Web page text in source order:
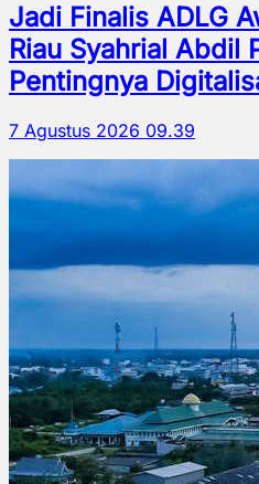
Jadi Finalis ADLG
Riau Syahrial Abdil
Pentingnya
7 Agustus 2026 09.39